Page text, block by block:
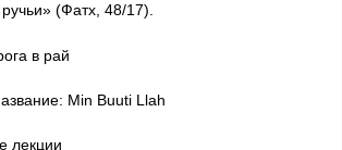
ручьи» (Фатх, 48/17).
в рай
Min Buuti Llah
лекции